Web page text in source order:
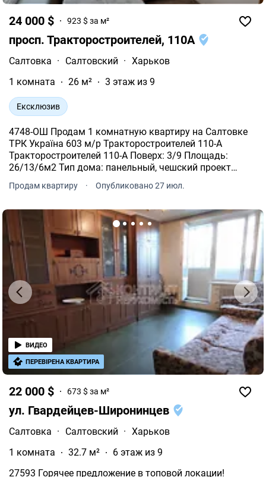
24 000 $ 923 $ за м²
просп. Тракторостроителей, 110А
Салтовка · Салтовский · Харьков
1 комната
26 м² 3 этаж из 9
Ексклюзив
4748-ОШ Продам 1 комнатную квартиру на Салтовке
ТРК Україна 603 м/р Тракторостроителей 110-А
Тракторостроителей 110-А Поверх: 3/9 Площадь:
26/13/6м2 Тип дома: панельный, чешский проект
Планировка: малогабаритная хорошее жилое
состояние, МПВ, балкон застеклен, санузел
Продам квартиру · Опубликовано 27 июл.
22 000 $ 673 $ за м²
ул. Гвардейцев-Широнинцев
Салтовка · Салтовский · Харьков
1 комната
32.7 м²
6 этаж из 9
27593 Горячее предложение в топовой локации!
ВИДЕО
ПЕРЕВІРЕНА КВАРТИРА